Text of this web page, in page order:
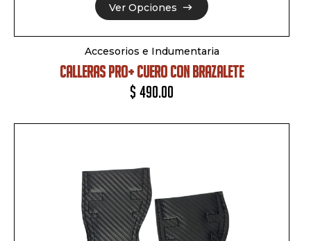
Ver Opciones
Ver Opciones
Accesorios e Indumentaria
CALLERAS PRO+ CUERO CON BRAZALETE
$ 490.00